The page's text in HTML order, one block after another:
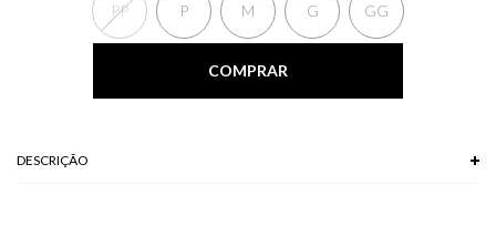
PP P M G GG
COMPRAR
DESCRIÇÃO